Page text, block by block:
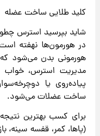
کلید طلایی ساخت عضله
شاید بپرسید استرس
در هورمون‌ها نهفته
هورمونی بدن می‌شود
مدیریت استرس، خواب
پیاده‌روی یا
ساخت عضلات می‌شود.
برای کسب بهترین
(پاها، کمر، قفسه سینه،